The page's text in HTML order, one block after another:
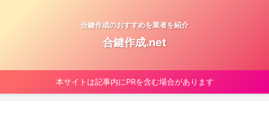
合鍵作成のおすすめを業者を紹介
合鍵作成.net
本サイトは記事内にPRを含む場合があります